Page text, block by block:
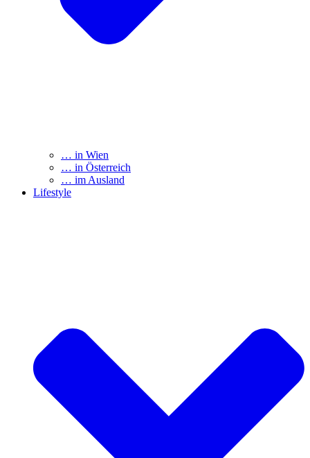
… in Wien
… in Österreich
… im Ausland
Lifestyle